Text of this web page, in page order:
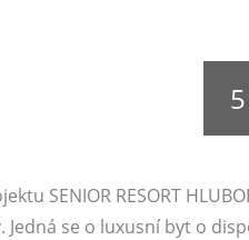
SENIOR RESORT
se o luxusní byt o